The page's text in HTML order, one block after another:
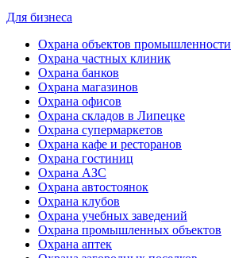
Для бизнеса
Охрана объектов промышленности
Охрана частных клиник
Охрана банков
Охрана магазинов
Охрана офисов
Охрана складов в Липецке
Охрана супермаркетов
Охрана кафе и ресторанов
Охрана гостиниц
Охрана АЗС
Охрана автостоянок
Охрана клубов
Охрана учебных заведений
Охрана промышленных объектов
Охрана аптек